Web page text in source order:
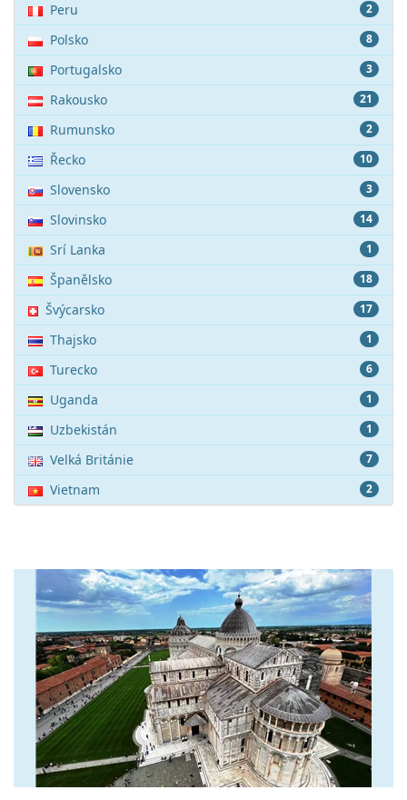
2
Peru
8
Polsko
3
Portugalsko
21
Rakousko
2
Rumunsko
10
Řecko
3
Slovensko
14
Slovinsko
1
Srí Lanka
18
Španělsko
17
Švýcarsko
1
Thajsko
6
Turecko
1
Uganda
1
Uzbekistán
7
Velká Británie
2
Vietnam